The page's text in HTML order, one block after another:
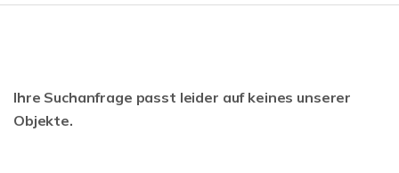
Ihre Suchanfrage passt leider auf keines unserer
Objekte.